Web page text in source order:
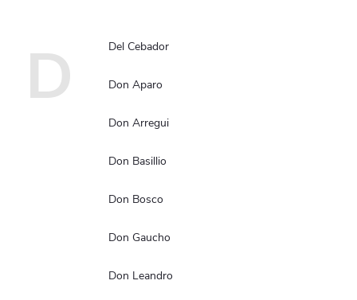
D Del Cebador
Don Aparo
Don Arregui
Don Basillio
Don Bosco
Don Gaucho
Don Leandro